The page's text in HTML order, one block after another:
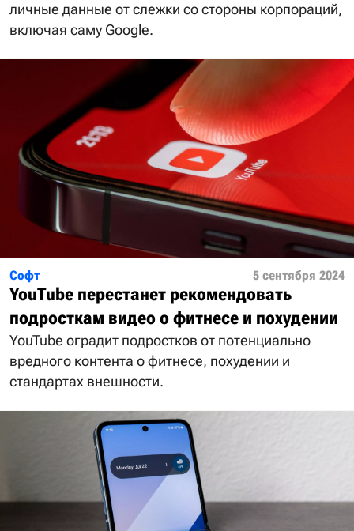
личные данные от слежки со стороны корпораций,
включая саму Google.
Софт 5 сентября 2024
YouTube перестанет рекомендовать
подросткам видео о фитнесе и похудении
YouTube оградит подростков от потенциально
вредного контента о фитнесе, похудении и
стандартах внешности.